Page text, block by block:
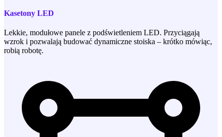
Kasetony LED
Lekkie, modułowe panele z podświetleniem LED. Przyciągają
wzrok i pozwalają budować dynamiczne stoiska – krótko mówiąc,
robią robotę.